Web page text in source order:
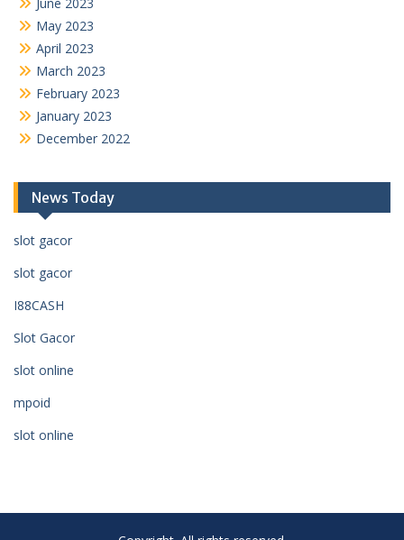
May 2023
April 2023
March 2023
February 2023
January 2023
December 2022
News Today
slot gacor
slot gacor
I88CASH
Slot Gacor
slot online
mpoid
slot online